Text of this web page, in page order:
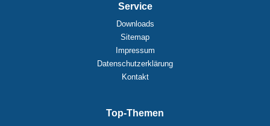
Service
Downloads
Sitemap
Impressum
Datenschutzerklärung
Kontakt
Top-Themen